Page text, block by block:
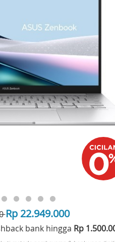
Rp 22.949.000
bank hingga Rp